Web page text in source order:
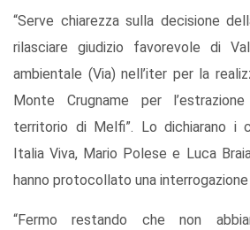
“Serve chiarezza sulla decisione
rilasciare giudizio favorevole di
ambientale (Via) nell’iter per la
Monte Crugname per
territorio di Melfi”. Lo dichiarano i
Italia Viva, Mario Polese e Luca
hanno protocollato una
“Fermo restando che non